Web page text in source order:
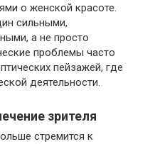
о женской красоте.
сильными,
а не просто
проблемы часто
пейзажей, где
деятельности.
зрителя
стремится к